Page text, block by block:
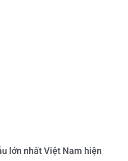
lớn nhất Việt Nam hiện